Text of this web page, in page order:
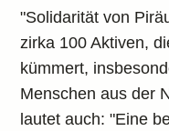
"Solidarität von
zirka 100 Aktiven,
kümmert,
Menschen aus der
lautet auch: "Eine